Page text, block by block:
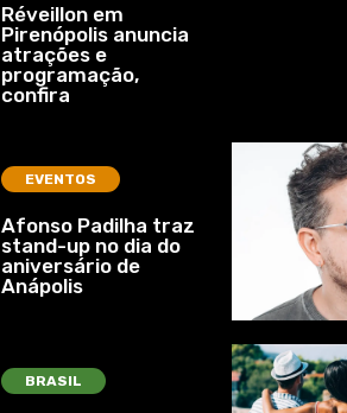
Réveillon em
Pirenópolis anuncia
atrações e
programação,
confira
EVENTOS
Afonso Padilha traz
stand-up no dia do
aniversário de
Anápolis
BRASIL